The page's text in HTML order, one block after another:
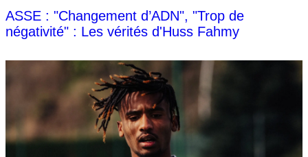
ASSE : "Changement d’ADN", "Trop de
négativité" : Les vérités d'Huss Fahmy